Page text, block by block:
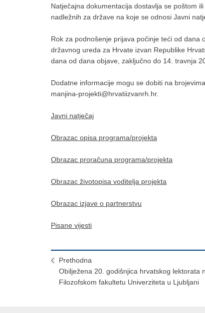
Natječajna dokumentacija dostavlja se poštom
nadležnih za države na koje se odnosi Javni
Rok za podnošenje prijava počinje teći od dana
državnog ureda za Hrvate izvan Republike
dana od dana objave, zaključno do 14. travnja
Dodatne informacije mogu se dobiti na
manjina-projekti@hrvatiizvanrh.hr.
Javni natječaj
Obrazac opisa programa/projekta
Obrazac proračuna programa/projekta
Obrazac životopisa voditelja projekta
Obrazac izjave o partnerstvu
Pisane vijesti
Prethodna
Obilježena 20. godišnjica hrvatskog lektorata
Filozofskom fakultetu Univerziteta u Ljubljani